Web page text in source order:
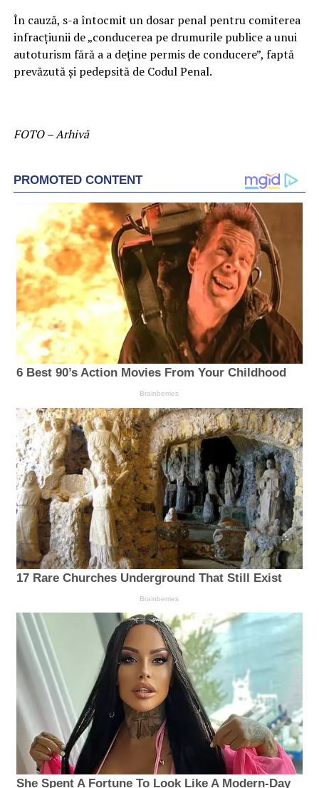
În cauză, s-a întocmit un dosar penal pentru comiterea
infracţiunii de „conducerea pe drumurile publice a unui
autoturism fără a a deține permis de conducere”, faptă
prevăzută şi pedepsită de Codul Penal.
FOTO – Arhivă